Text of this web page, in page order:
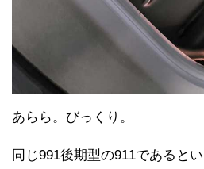
あらら。びっくり。
同じ991後期型の911であると